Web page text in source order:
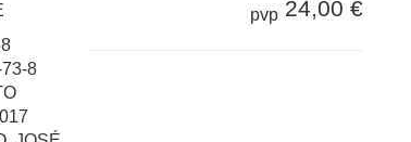
8
pvp 24,00 €